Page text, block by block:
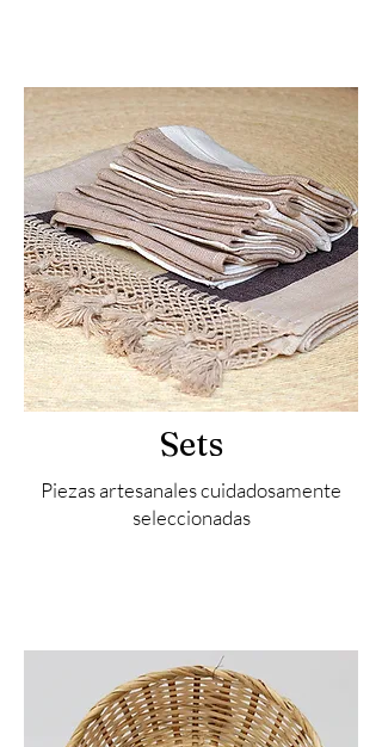
Sets
Piezas artesanales cuidadosamente
seleccionadas